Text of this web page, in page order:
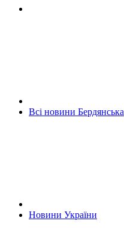
Всі новини Бердянська
Новини України